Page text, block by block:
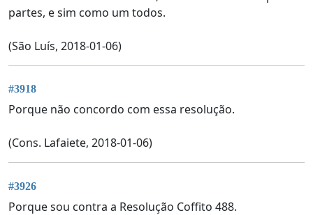
partes, e sim como um todos.
(São Luís, 2018-01-06)
#3918
Porque não concordo com essa resolução.
(Cons. Lafaiete, 2018-01-06)
#3926
Porque sou contra a Resolução Coffito 488.